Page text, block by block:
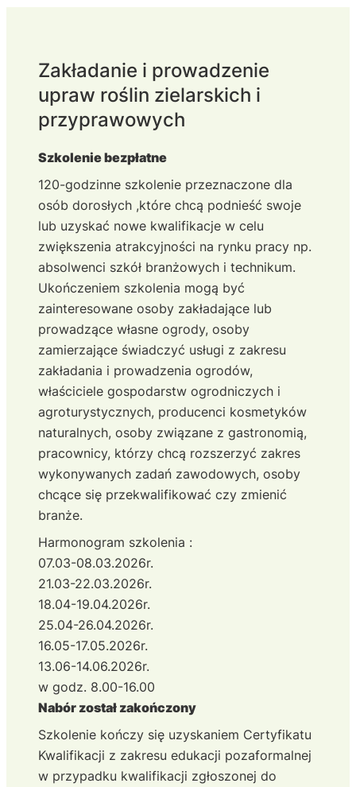
Zakładanie i prowadzenie
upraw roślin zielarskich i
przyprawowych
Szkolenie bezpłatne
120-godzinne szkolenie przeznaczone dla
osób dorosłych ,które chcą podnieść swoje
lub uzyskać nowe kwalifikacje w celu
zwiększenia atrakcyjności na rynku pracy np.
absolwenci szkół branżowych i technikum.
Ukończeniem szkolenia mogą być
zainteresowane osoby zakładające lub
prowadzące własne ogrody, osoby
zamierzające świadczyć usługi z zakresu
zakładania i prowadzenia ogrodów,
właściciele gospodarstw ogrodniczych i
agroturystycznych, producenci kosmetyków
naturalnych, osoby związane z gastronomią,
pracownicy, którzy chcą rozszerzyć zakres
wykonywanych zadań zawodowych, osoby
chcące się przekwalifikować czy zmienić
branże.
Harmonogram szkolenia :
07.03-08.03.2026r.
21.03-22.03.2026r.
18.04-19.04.2026r.
25.04-26.04.2026r.
16.05-17.05.2026r.
13.06-14.06.2026r.
w godz. 8.00-16.00
Nabór został zakończony
Szkolenie kończy się uzyskaniem Certyfikatu
Kwalifikacji z zakresu edukacji pozaformalnej
w przypadku kwalifikacji zgłoszonej do